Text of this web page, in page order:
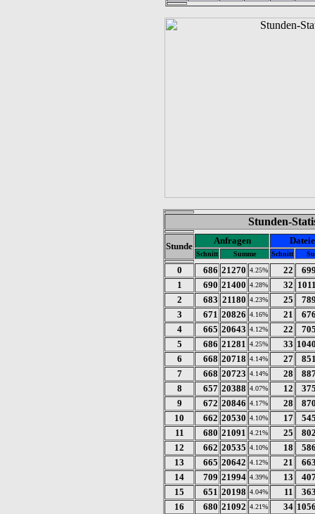
Stunden-
Stunde
Anfragen
Schnitt Summe Schnitt
0 686 21270 4.25% 22
1
690 21400 4.28% 32
2
683 21180 4.23% 25
3
671 20826 4.16% 21
4
665 20643 4.12% 22
5
686 21281 4.25% 33
6
668 20718 4.14% 27
7
668 20723 4.14% 28
8
657 20388 4.07% 12
9
672 20846 4.17% 28
10
662 20530 4.10% 17
11
680 21091 4.21% 25
12
662 20535 4.10% 18
13
665 20642 4.12% 21
14
709 21994 4.39% 13
15
651 20198 4.04% 11
16
680 21092 4.21% 34